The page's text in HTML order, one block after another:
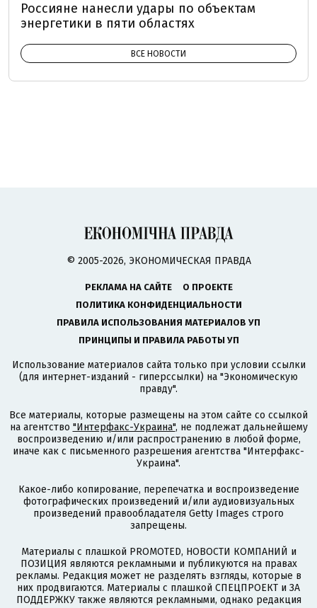
Россияне нанесли удары по объектам
энергетики в пяти областях
ВСЕ НОВОСТИ
© 2005-2026, ЭКОНОМИЧЕСКАЯ ПРАВДА
РЕКЛАМА НА САЙТЕ
О ПРОЕКТЕ
ПОЛИТИКА КОНФИДЕНЦИАЛЬНОСТИ
ПРАВИЛА ИСПОЛЬЗОВАНИЯ МАТЕРИАЛОВ УП
ПРИНЦИПЫ И ПРАВИЛА РАБОТЫ УП
Использование материалов сайта только при условии ссылки
(для интернет-изданий - гиперссылки) на "Экономическую
правду".
Все материалы, которые размещены на этом сайте со ссылкой
на агентство "Интерфакс-Украина", не подлежат дальнейшему
воспроизведению и/или распространению в любой форме,
иначе как с письменного разрешения агентства "Интерфакс-
Украина".
Какое-либо копирование, перепечатка и воспроизведение
фотографических произведений и/или аудиовизуальных
произведений правообладателя Getty Images строго
запрещены.
Материалы с плашкой PROMOTED, НОВОСТИ КОМПАНИЙ и
ПОЗИЦИЯ являются рекламными и публикуются на правах
рекламы. Редакция может не разделять взгляды, которые в
них продвигаются. Материалы с плашкой СПЕЦПРОЕКТ и ЗА
ПОДДЕРЖКУ также являются рекламными, однако редакция